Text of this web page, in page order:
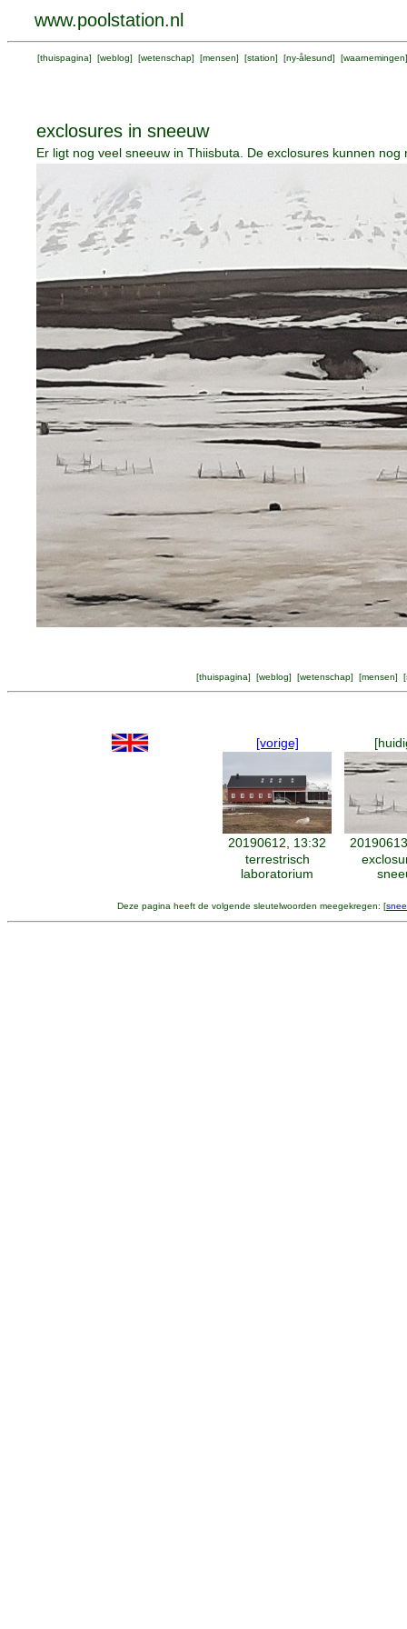
www.poolstation.nl
[thuispagina] [weblog] [wetenschap] [mensen] [station] [ny-ålesund] [waarnemingen
exclosures in sneeuw
Er ligt nog veel sneeuw in Thiisbuta. De exclosures kunnen nog
[thuispagina] [weblog] [wetenschap] [mensen] [
[vorige]
20190612, 13:32
terrestrisch
laboratorium
Deze pagina heeft de volgende sleutelwoorden meegekregen: [